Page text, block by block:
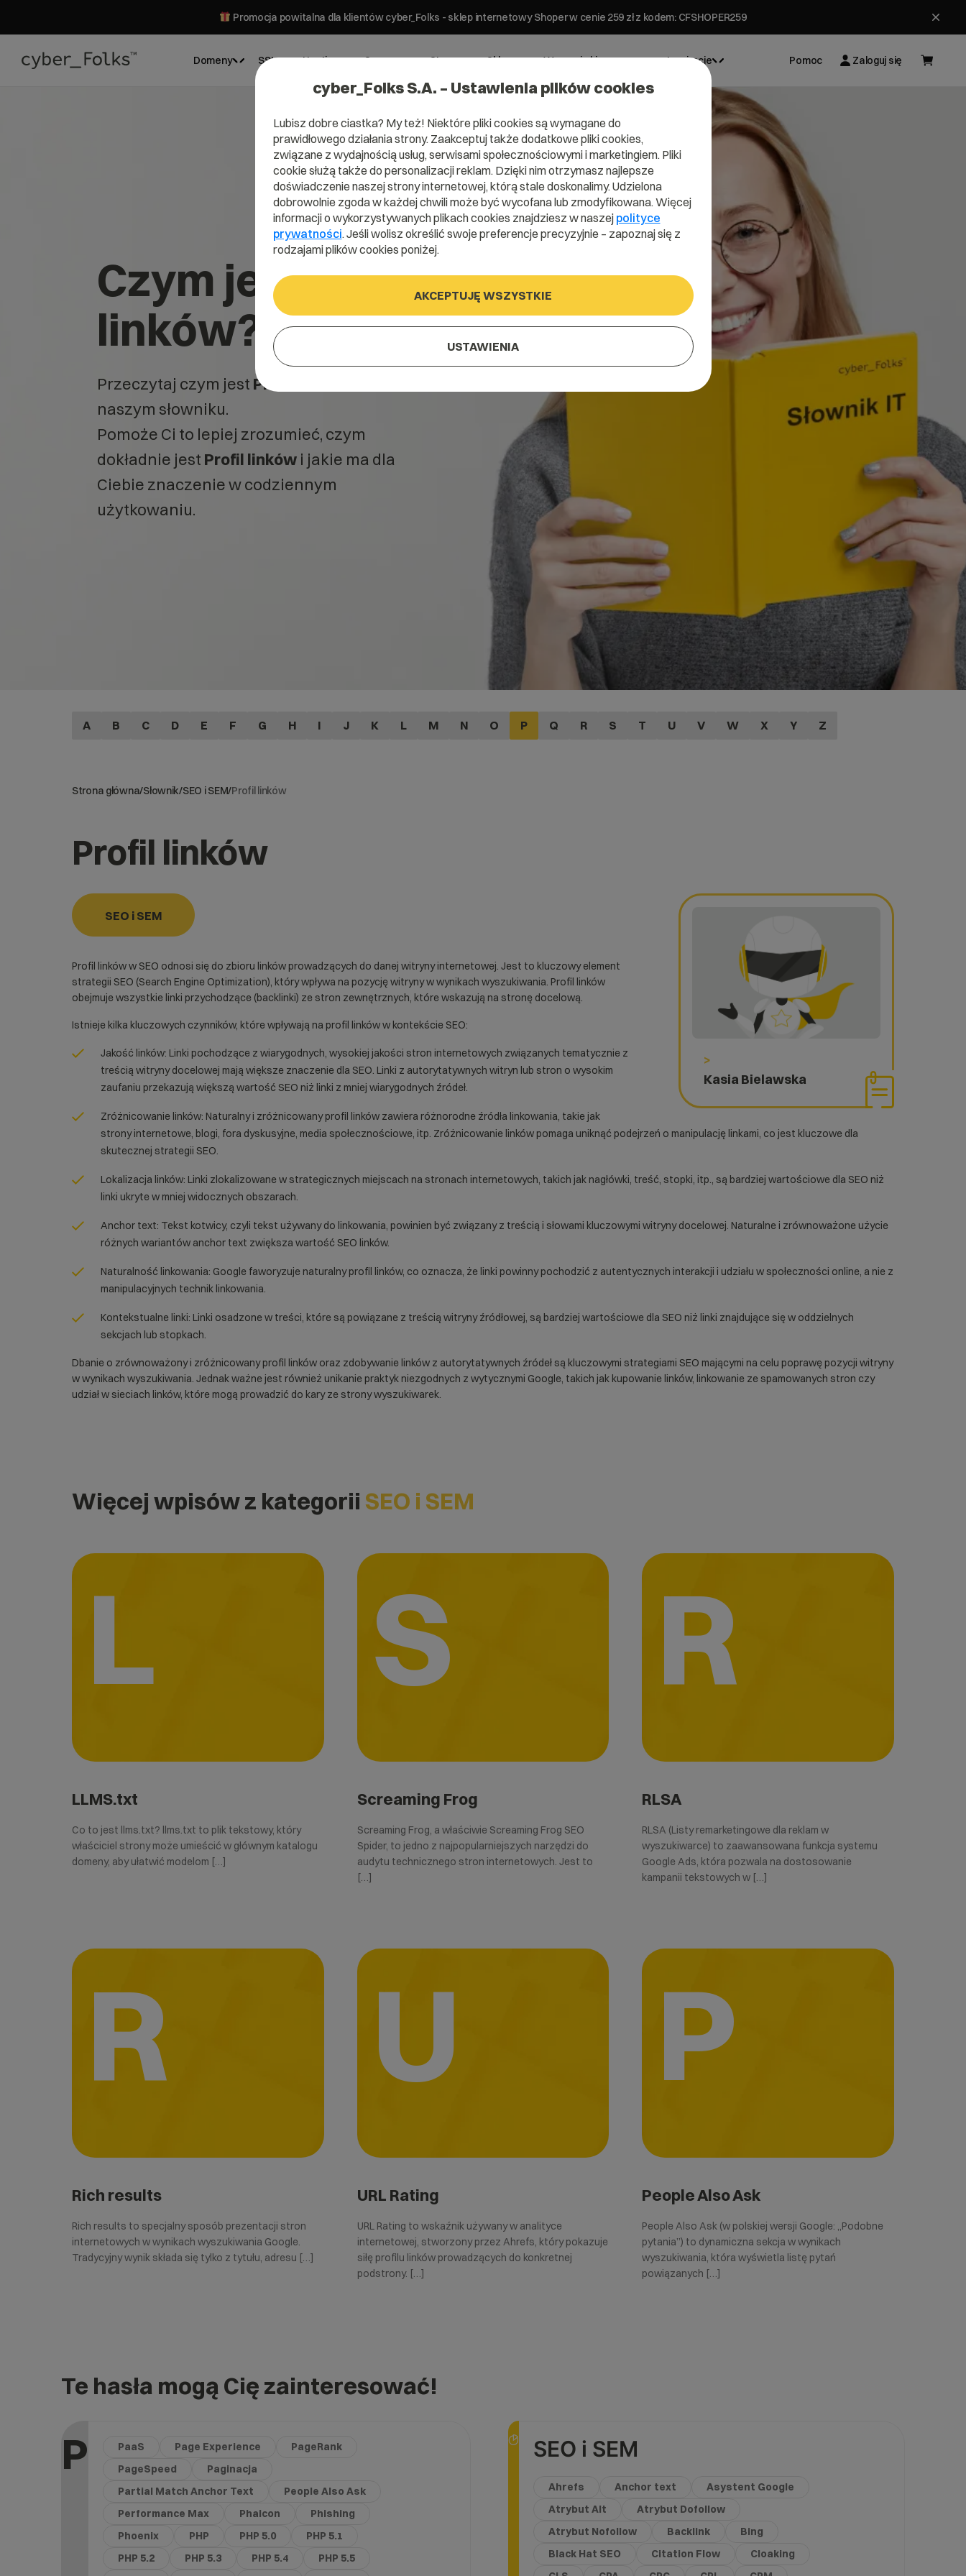
Promocja powitalna dla klientów cyber_Folks - sklep internetowy Shoper w cenie 259 zł z kodem: CFSHOPER259
Domeny SSL Hosting Serwery Strony Sklepy Wsparcie biznesowe Inspiracje Pomoc Zaloguj się
Czym jest Profil
linków?
Przeczytaj czym jest Profil linków
naszym słowniku.
Pomoże Ci to lepiej zrozumieć, czym
dokładnie jest Profil linków i jakie ma dla
Ciebie znaczenie w codziennym
użytkowaniu.
A B C D E F G H I J K L M N O P Q R S T U V W X Y Z
Strona główna/Słownik/SEO i SEM/Profil linków
Profil linków
>
Kasia Bielawska
SEO i SEM
Profil linków w SEO odnosi się do zbioru linków prowadzących do danej witryny internetowej. Jest to kluczowy element
strategii SEO (Search Engine Optimization), który wpływa na pozycję witryny w wynikach wyszukiwania. Profil linków
obejmuje wszystkie linki przychodzące (backlinki) ze stron zewnętrznych, które wskazują na stronę docelową.
Istnieje kilka kluczowych czynników, które wpływają na profil linków w kontekście SEO:
Jakość linków: Linki pochodzące z wiarygodnych, wysokiej jakości stron internetowych związanych tematycznie z
treścią witryny docelowej mają większe znaczenie dla SEO. Linki z autorytatywnych witryn lub stron o wysokim
zaufaniu przekazują większą wartość SEO niż linki z mniej wiarygodnych źródeł.
Zróżnicowanie linków: Naturalny i zróżnicowany profil linków zawiera różnorodne źródła linkowania, takie jak
strony internetowe, blogi, fora dyskusyjne, media społecznościowe, itp. Zróżnicowanie linków pomaga uniknąć podejrzeń o manipulację linkami, co jest kluczowe dla
skutecznej strategii SEO.
Lokalizacja linków: Linki zlokalizowane w strategicznych miejscach na stronach internetowych, takich jak nagłówki, treść, stopki, itp., są bardziej wartościowe dla SEO niż
linki ukryte w mniej widocznych obszarach.
Anchor text: Tekst kotwicy, czyli tekst używany do linkowania, powinien być związany z treścią i słowami kluczowymi witryny docelowej. Naturalne i zrównoważone użycie
różnych wariantów anchor text zwiększa wartość SEO linków.
Naturalność linkowania: Google faworyzuje naturalny profil linków, co oznacza, że linki powinny pochodzić z autentycznych interakcji i udziału w społeczności online, a nie z
manipulacyjnych technik linkowania.
Kontekstualne linki: Linki osadzone w treści, które są powiązane z treścią witryny źródłowej, są bardziej wartościowe dla SEO niż linki znajdujące się w oddzielnych
sekcjach lub stopkach.
Dbanie o zrównoważony i zróżnicowany profil linków oraz zdobywanie linków z autorytatywnych źródeł są kluczowymi strategiami SEO mającymi na celu poprawę pozycji witryny
w wynikach wyszukiwania. Jednak ważne jest również unikanie praktyk niezgodnych z wytycznymi Google, takich jak kupowanie linków, linkowanie ze spamowanych stron czy
udział w sieciach linków, które mogą prowadzić do kary ze strony wyszukiwarek.
Więcej wpisów z kategorii SEO i SEM
L
LLMS.txt
Co to jest llms.txt? llms.txt to plik tekstowy, który
właściciel strony może umieścić w głównym katalogu
domeny, aby ułatwić modelom […]
S
Screaming Frog
Screaming Frog, a właściwie Screaming Frog SEO
Spider, to jedno z najpopularniejszych narzędzi do
audytu technicznego stron internetowych. Jest to
[…]
R
RLSA
RLSA (Listy remarketingowe dla reklam w
wyszukiwarce) to zaawansowana funkcja systemu
Google Ads, która pozwala na dostosowanie
kampanii tekstowych w […]
R
Rich results
Rich results to specjalny sposób prezentacji stron
internetowych w wynikach wyszukiwania Google.
Tradycyjny wynik składa się tylko z tytułu, adresu […]
U
URL Rating
URL Rating to wskaźnik używany w analityce
internetowej, stworzony przez Ahrefs, który pokazuje
siłę profilu linków prowadzących do konkretnej
podstrony. […]
P
People Also Ask
People Also Ask (w polskiej wersji Google: „Podobne
pytania”) to dynamiczna sekcja w wynikach
wyszukiwania, która wyświetla listę pytań
powiązanych […]
Te hasła mogą Cię zainteresować!
P PaaS Page Experience
PageRank
PageSpeed
Paginacja
Partial Match Anchor Text
People Also Ask
Performance Max
Phalcon
Phishing
Phoenix
PHP PHP 5.0
PHP 5.1
PHP 5.2
PHP 5.3 PHP 5.4
PHP 5.5
SEO i SEM
Ahrefs Anchor text
Asystent Google
Atrybut Alt
Atrybut Dofollow
Atrybut Nofollow
Backlink
Bing
Black Hat SEO
Citation Flow
Cloaking
cyber_Folks S.A. – Ustawienia plików cookies
Lubisz dobre ciastka? My też! Niektóre pliki cookies są wymagane do
prawidłowego działania strony. Zaakceptuj także dodatkowe pliki cookies,
związane z wydajnością usług, serwisami społecznościowymi i marketingiem. Pliki
cookie służą także do personalizacji reklam. Dzięki nim otrzymasz najlepsze
doświadczenie naszej strony internetowej, którą stale doskonalimy. Udzielona
dobrowolnie zgoda w każdej chwili może być wycofana lub zmodyfikowana. Więcej
informacji o wykorzystywanych plikach cookies znajdziesz w naszej polityce
prywatności. Jeśli wolisz określić swoje preferencje precyzyjnie – zapoznaj się z
rodzajami plików cookies poniżej.
AKCEPTUJĘ WSZYSTKIE
USTAWIENIA